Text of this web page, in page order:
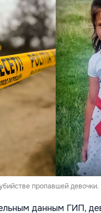
пропавшей
данным ГИП,